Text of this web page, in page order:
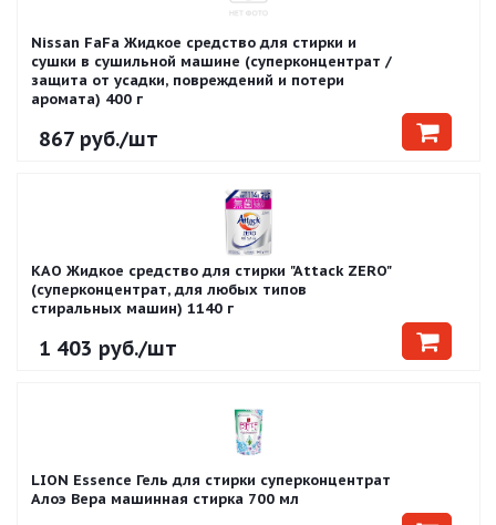
Nissan FaFa Жидкое средство для стирки и
сушки в сушильной машине (суперконцентрат /
защита от усадки, повреждений и потери
аромата) 400 г
867 руб./шт
KAO Жидкое средство для стирки "Attack ZERO"
(суперконцентрат, для любых типов
стиральных машин) 1140 г
1 403 руб./шт
LION Essence Гель для стирки суперконцентрат
Алоэ Вера машинная стирка 700 мл